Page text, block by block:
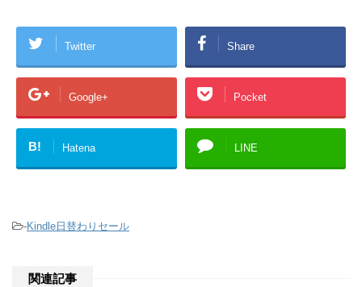
Twitter Share
Google+ Pocket
B! Hatena LINE
-Kindle日替わりセール
関連記事